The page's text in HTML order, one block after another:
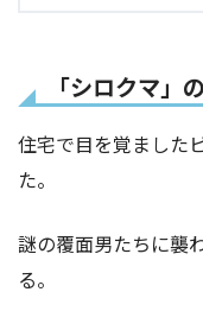
「シロクマ」
住宅で目を覚ました
た。
謎の覆面男たちに襲
る。